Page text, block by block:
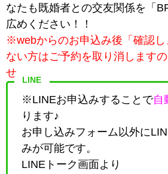
なたも既婚者との交友関係を「
広めください！！
※webからのお申込み後「確認
ない方はご予約を取り消します
せ。
LINE
※LINEお申込みすることで自
ります♪
お申し込みフォーム以外に
みが可能です。
LINEトーク画面より